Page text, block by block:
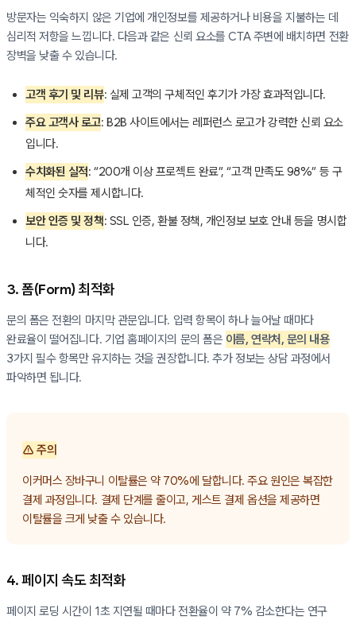
방문자는 익숙하지 않은 기업에 개인정보를 제공하거나 비용을 지불하는 데
심리적 저항을 느낍니다. 다음과 같은 신뢰 요소를 CTA 주변에 배치하면 전환
장벽을 낮출 수 있습니다.
고객 후기 및 리뷰: 실제 고객의 구체적인 후기가 가장 효과적입니다.
주요 고객사 로고: B2B 사이트에서는 레퍼런스 로고가 강력한 신뢰 요소
입니다.
수치화된 실적: “200개 이상 프로젝트 완료”, “고객 만족도 98%” 등 구
체적인 숫자를 제시합니다.
보안 인증 및 정책: SSL 인증, 환불 정책, 개인정보 보호 안내 등을 명시합
니다.
3. 폼(Form) 최적화
문의 폼은 전환의 마지막 관문입니다. 입력 항목이 하나 늘어날 때마다
완료율이 떨어집니다. 기업 홈페이지의 문의 폼은 이름, 연락처, 문의 내용
3가지 필수 항목만 유지하는 것을 권장합니다. 추가 정보는 상담 과정에서
파악하면 됩니다.
⚠️ 주의
이커머스 장바구니 이탈률은 약 70%에 달합니다. 주요 원인은 복잡한
결제 과정입니다. 결제 단계를 줄이고, 게스트 결제 옵션을 제공하면
이탈률을 크게 낮출 수 있습니다.
4. 페이지 속도 최적화
페이지 로딩 시간이 1초 지연될 때마다 전환율이 약 7% 감소한다는 연구